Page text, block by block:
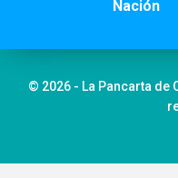
Nación
© 2026 - La Pancarta de